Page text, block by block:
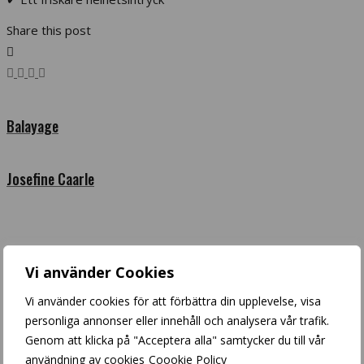
Vi använder Cookies
Vi använder cookies för att förbättra din upplevelse, visa
personliga annonser eller innehåll och analysera vår trafik.
Genom att klicka på "Acceptera alla" samtycker du till vår
användning av cookies Coookie Policy
Share this post
Balayage
Josefine Caarle
Sök inlägg
Search
Arkiv